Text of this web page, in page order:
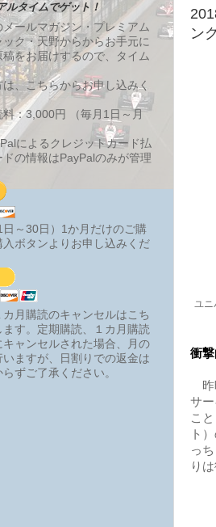
ン
ユニ
衝
昨
サ
こ
ト
っ
り
ルタイムでゲット！
ールマガジン・プレミアム
ク・天野からからお手元に
をお届けするので、タイム
、こちらからお申し込みく
料：3,000円 （毎月1日～月
によるクレジットカード払
の情報はPayPalのみが管理
～30日）1か月だけのご購
ボタンよりお申し込みくだ
月購読のキャンセルはこち
す。定期購読、１カ月購読
ャンセルされた場合、月の
ますが、日割りでの返金は
ずご了承ください。